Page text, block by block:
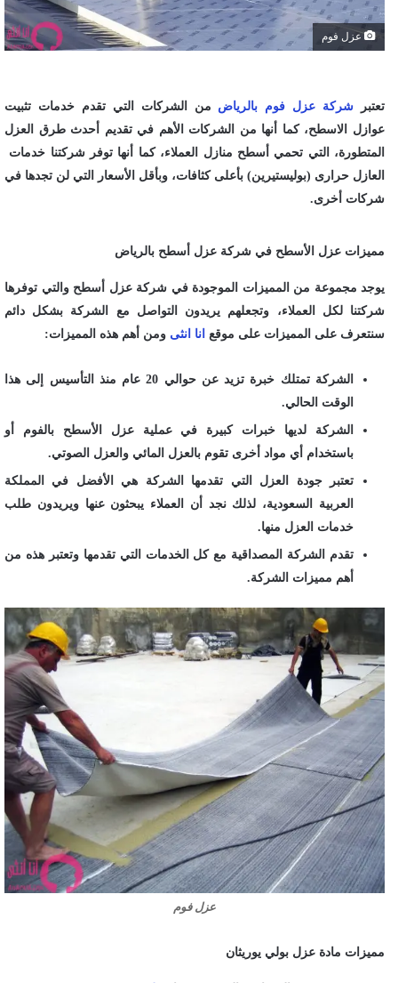
عزل فوم
تعتبر شركة عزل فوم بالرياض من الشركات التي تقدم خدمات تثبيت
عوازل الاسطح، كما أنها من الشركات الأهم في تقديم أحدث طرق العزل
المتطورة، التي تحمي أسطح منازل العملاء، كما أنها توفر شركتنا خدمات
العازل حرارى (بوليستيرين) بأعلى كثافات، وبأقل الأسعار التي لن تجدها في
شركات أخرى.
مميزات عزل الأسطح في شركة عزل أسطح بالرياض
يوجد مجموعة من المميزات الموجودة في شركة عزل أسطح والتي توفرها
شركتنا لكل العملاء، وتجعلهم يريدون التواصل مع الشركة بشكل دائم
سنتعرف على المميزات على موقع انا انثى ومن أهم هذه المميزات:
الشركة تمتلك خبرة تزيد عن حوالي 20 عام منذ التأسيس إلى هذا
الوقت الحالي.
الشركة لديها خبرات كبيرة في عملية عزل الأسطح بالفوم أو
باستخدام أي مواد أخرى تقوم بالعزل المائي والعزل الصوتي.
تعتبر جودة العزل التي تقدمها الشركة هي الأفضل في المملكة
العربية السعودية، لذلك نجد أن العملاء يبحثون عنها ويريدون طلب
خدمات العزل منها.
تقدم الشركة المصداقية مع كل الخدمات التي تقدمها وتعتبر هذه من
أهم مميزات الشركة.
عزل فوم
مميزات مادة عزل بولي يوريثان